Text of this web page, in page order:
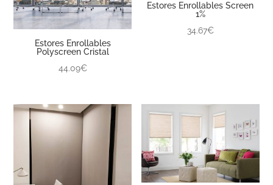
Estores Enrollables
Polyscreen Cristal
44.09€
Estores Enrollables Screen
1%
34.67€